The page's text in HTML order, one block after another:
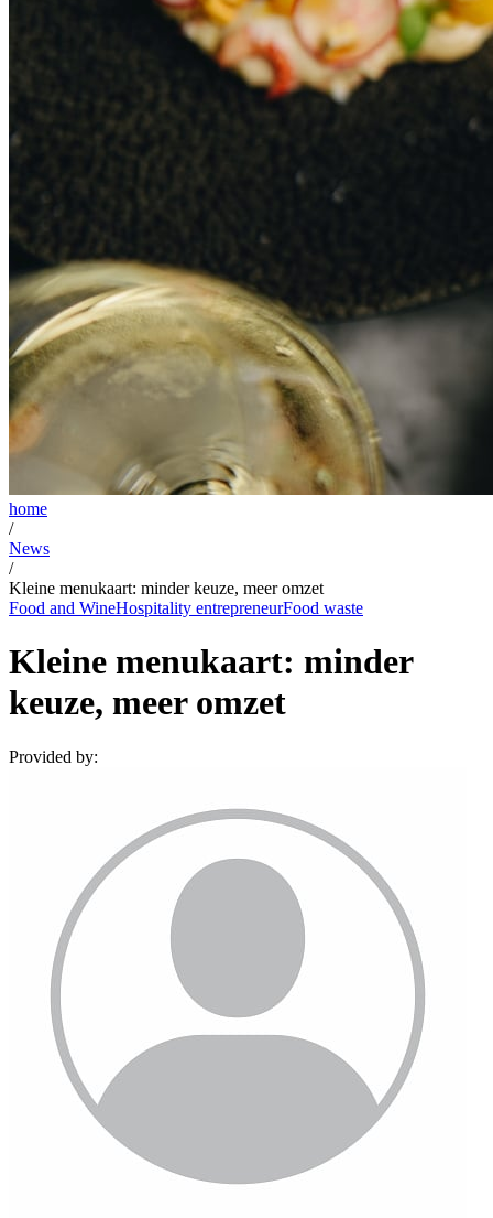
home
/
News
/
Kleine menukaart: minder keuze, meer omzet
Food and WineHospitality entrepreneurFood waste
Kleine menukaart: minder
keuze, meer omzet
Provided by: